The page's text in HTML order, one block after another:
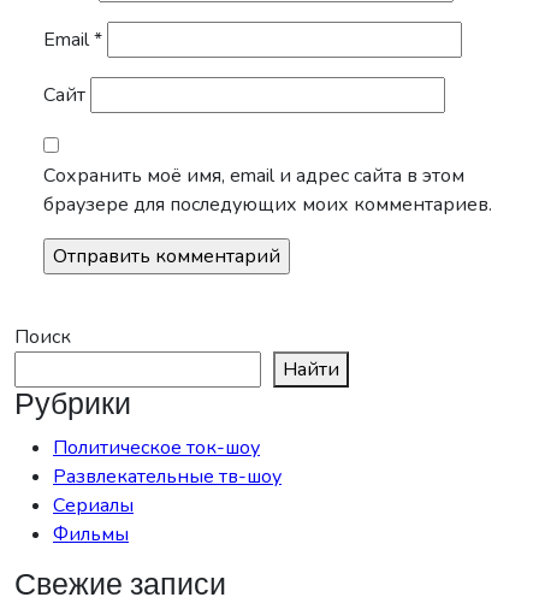
Email*
Сайт
Сохранить моё имя, email и адрес сайта в этом
браузере для последующих моих комментариев.
Поиск
Найти
Рубрики
Политическое ток-шоу
Развлекательные тв-шоу
Сериалы
Фильмы
Свежие записи